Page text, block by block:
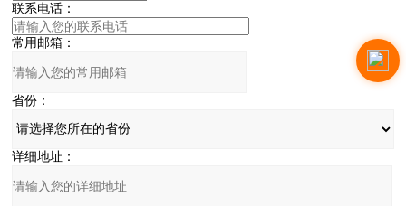
联系电话：
常用邮箱：
省份：
详细地址：